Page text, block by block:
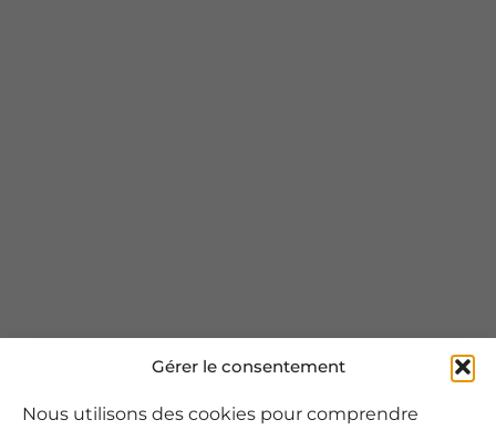
Gérer le consentement
Nous utilisons des cookies pour comprendre